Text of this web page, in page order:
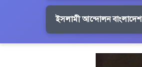
ইসলামী আন্দোলন বাংলাদেশ